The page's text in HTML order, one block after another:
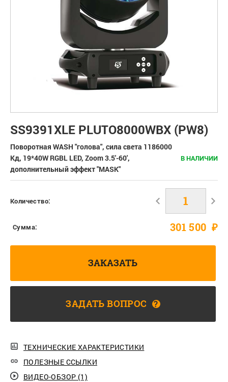
SS9391XLE PLUTO8000WBX (PW8)
Поворотная WASH "голова", сила света 1186000
Кд, 19*40W RGBL LED, Zoom 3.5'-60',
дополнительный эффект "MASK"
В НАЛИЧИИ
Количество:
Сумма: 301 500 ₽
ЗАКАЗАТЬ
ЗАДАТЬ ВОПРОС ?
ТЕХНИЧЕСКИЕ ХАРАКТЕРИСТИКИ
ПОЛЕЗНЫЕ ССЫЛКИ
ВИДЕО-ОБЗОР (1)